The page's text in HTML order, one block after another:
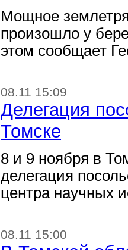
Мощное
произошло у
этом сообщает
08.11 15:09
Делегация
Томске
8 и 9 ноября в
делегация
центра научных
08.11 15:00